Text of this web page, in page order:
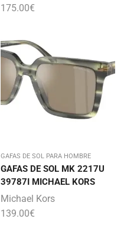
175.00€
GAFAS DE SOL PARA HOMBRE
GAFAS DE SOL MK 2217U
39787I MICHAEL KORS
Michael Kors
139.00€